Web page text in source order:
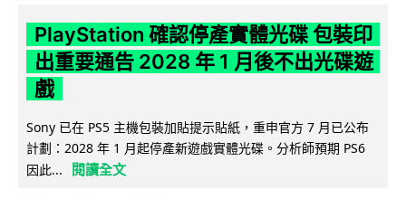
PlayStation 確認停產實體光碟 包裝印
出重要通告 2028 年 1 月後不出光碟遊
戲
Sony 已在 PS5 主機包裝加貼提示貼紙，重申官方 7 月已公布
計劃：2028 年 1 月起停產新遊戲實體光碟。分析師預期 PS6
因此...
閱讀全文